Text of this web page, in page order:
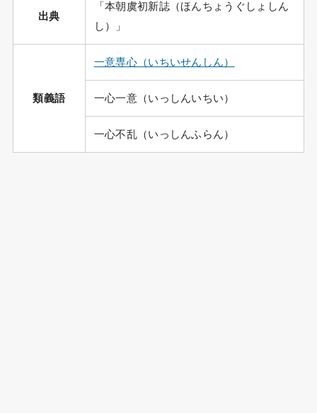
出典
「本朝虞初新誌（ほんちょうぐしょしん
し）」
類義語
一意専心（いちいせんしん）
一心一意（いっしんいちい）
一心不乱（いっしんふらん）